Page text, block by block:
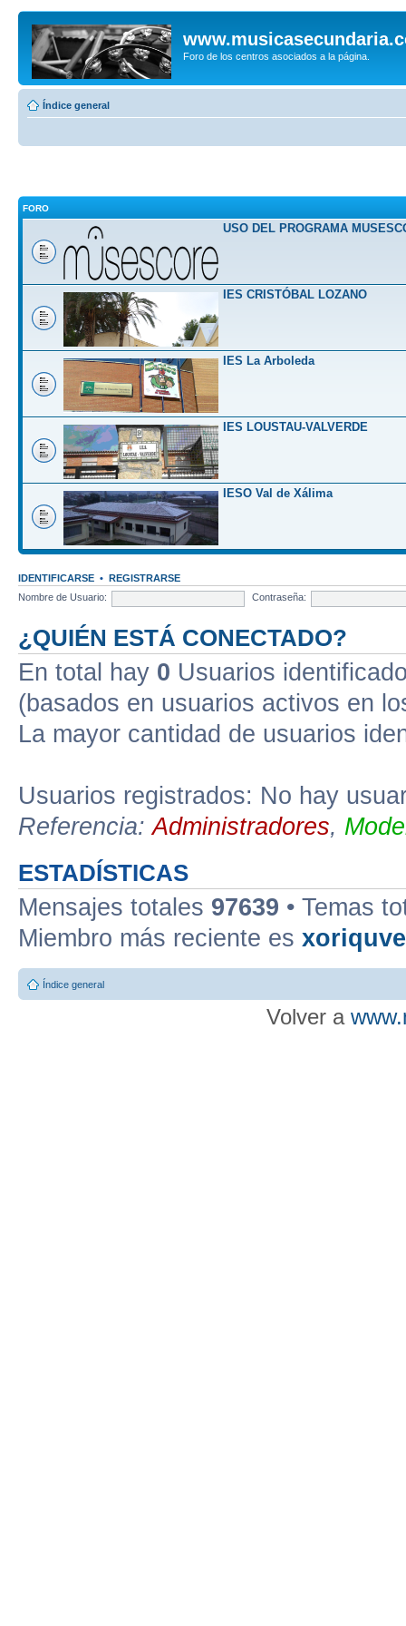
Foro de los centros asociados a la página.
Índice general
FORO
USO DEL PROGRAMA
IES CRISTÓBAL LOZANO
IES La Arboleda
IES LOUSTAU-VALVERDE
IESO Val de Xálima
IDENTIFICARSE • REGISTRARSE
Nombre de Usuario:
Contraseña:
¿QUIÉN ESTÁ CONECTADO?
En total hay 0 Usuarios
(basados en usuarios activos en
La mayor cantidad de usuarios
Usuarios registrados: No hay
Referencia:Administradores,
ESTADÍSTICAS
Mensajes totales 97639 • Temas
Miembro más reciente es
Índice general
Volver a